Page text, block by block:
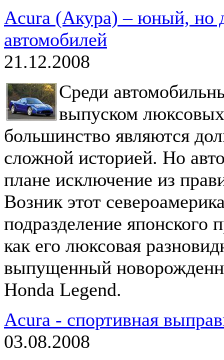
Acura (Акура) – юный, но
автомобилей
21.12.2008
Среди
выпуском
большинство являются
сложной историей. Но
плане исключение из
Возник этот
подразделение японского
как его люксовая
выпущенный
Honda Legend.
Acura - спортивная
03.08.2008